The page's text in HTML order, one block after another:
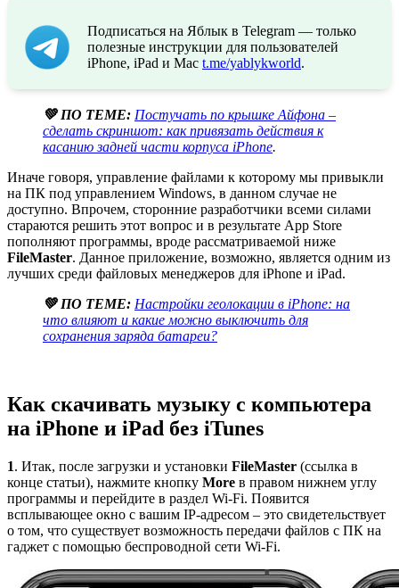
Подписаться на Яблык в Telegram — только
полезные инструкции для пользователей
iPhone, iPad и Mac t.me/yablykworld.
💚 ПО ТЕМЕ: Постучать по крышке Айфона –
сделать скриншот: как привязать действия к
касанию задней части корпуса iPhone.
Иначе говоря, управление файлами к которому мы привыкли
на ПК под управлением Windows, в данном случае не
доступно. Впрочем, сторонние разработчики всеми силами
стараются решить этот вопрос и в результате App Store
пополняют программы, вроде рассматриваемой ниже
FileMaster. Данное приложение, возможно, является одним из
лучших среди файловых менеджеров для iPhone и iPad.
💚 ПО ТЕМЕ: Настройки геолокации в iPhone: на
что влияют и какие можно выключить для
сохранения заряда батареи?
Как скачивать музыку с компьютера
на iPhone и iPad без iTunes
1. Итак, после загрузки и установки FileMaster (ссылка в
конце статьи), нажмите кнопку More в правом нижнем углу
программы и перейдите в раздел Wi-Fi. Появится
всплывающее окно с вашим IP-адресом – это свидетельствует
о том, что существует возможность передачи файлов с ПК на
гаджет с помощью беспроводной сети Wi-Fi.